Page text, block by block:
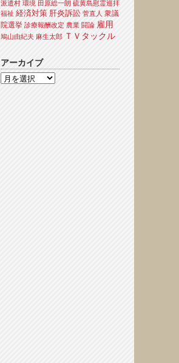
派遣村 環境 田原総一朗 硫黄島慰霊巡拝
福祉 経済対策 肝炎訴訟 菅直人 衆議
院選挙 診療報酬改定 農業 闘論 雇用
鳩山由紀夫 麻生太郎 ＴＶタックル
アーカイブ